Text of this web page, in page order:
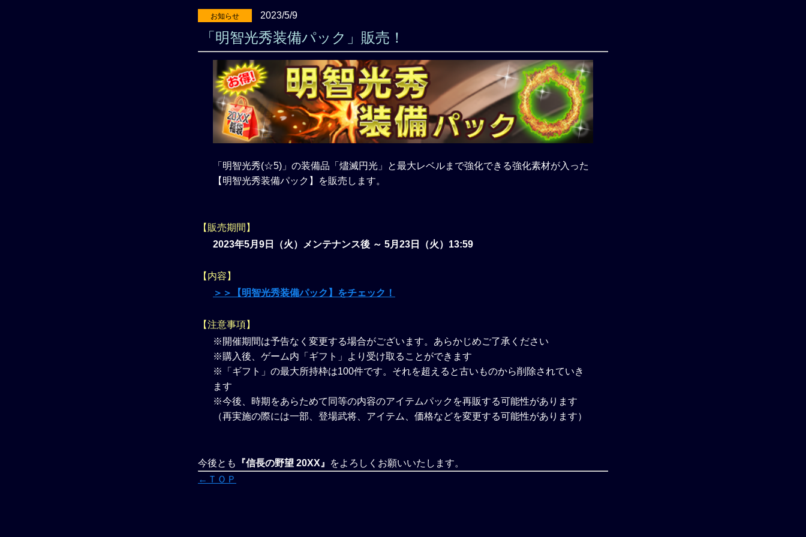
お知らせ 2023/5/9
「明智光秀装備パック」販売！
「明智光秀(☆5)」の装備品「燼滅円光」と最大レベルまで強化できる強化素材が入った
【明智光秀装備パック】を販売します。
【販売期間】
2023年5月9日（火）メンテナンス後 ～ 5月23日（火）13:59
【内容】
＞＞【明智光秀装備パック】をチェック！
【注意事項】
※開催期間は予告なく変更する場合がございます。あらかじめご了承ください
※購入後、ゲーム内「ギフト」より受け取ることができます
※「ギフト」の最大所持枠は100件です。それを超えると古いものから削除されていき
ます
※今後、時期をあらためて同等の内容のアイテムパックを再販する可能性があります
（再実施の際には一部、登場武将、アイテム、価格などを変更する可能性があります）
今後とも 『信長の野望 20XX』
をよろしくお願いいたします。
←ＴＯＰ